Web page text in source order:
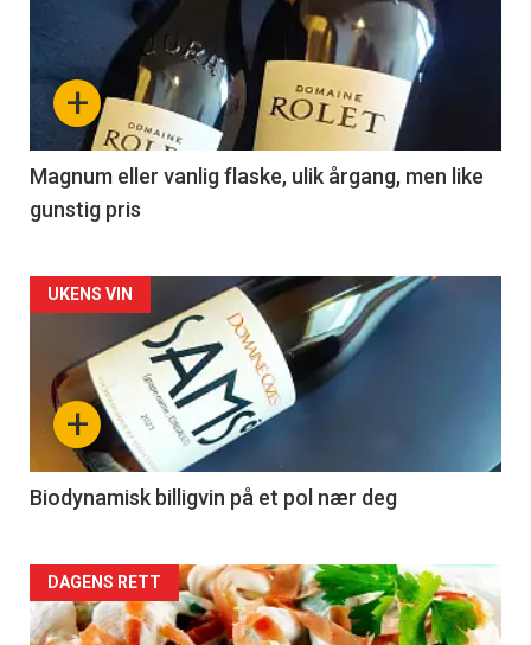
akkurat
nå
3
+
Magnum eller vanlig flaske, ulik årgang, men like
gunstig pris
Forsiden
akkurat
nå
4
+
UKENS VIN
Biodynamisk billigvin på et pol nær deg
Forsiden
DAGENS RETT